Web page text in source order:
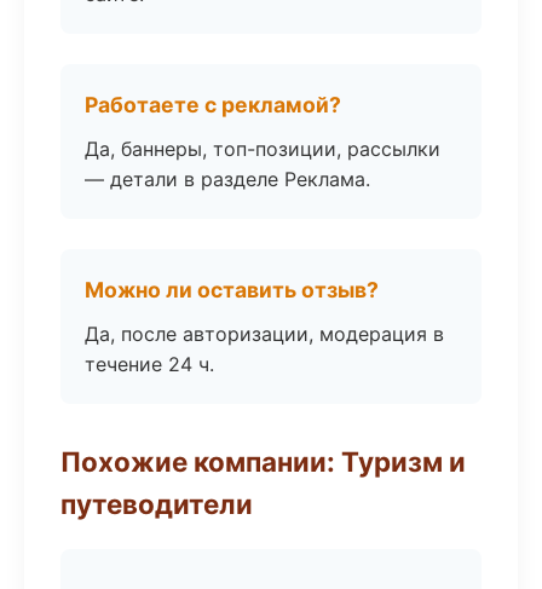
Работаете с рекламой?
Да, баннеры, топ-позиции, рассылки
— детали в разделе Реклама.
Можно ли оставить отзыв?
Да, после авторизации, модерация в
течение 24 ч.
Похожие компании: Туризм и
путеводители